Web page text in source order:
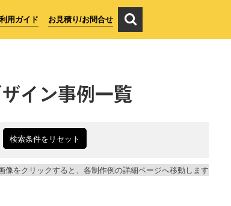
用ガイド お見積り/お問合せ
イン事例一覧
検索条件をリセット
像をクリックすると、各制作例の詳細ページへ移動します